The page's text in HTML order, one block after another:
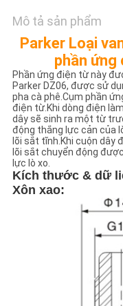
SƠ
ĐỒ
TRANG
WEB
CHÍNH
SÁCH
BẢO
MẬT
Mô tả sản phẩm
Parker Loại
phần ứng
Phần ứng điện từ này
Parker DZ06, được sử
pha cà phê.Cụm phần
điện từ.Khi dòng điện
dây sẽ sinh ra một từ
động thắng lực cản của
lõi sắt tĩnh.Khi cuộn
lõi sắt chuyển động
lực lò xo.
Kích thước & dữ
Xôn xao: